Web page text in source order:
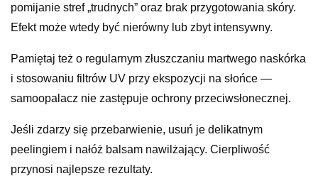
pomijanie stref „trudnych” oraz brak przygotowania skóry.
Efekt może wtedy być nierówny lub zbyt intensywny.
Pamiętaj też o regularnym złuszczaniu martwego naskórka
i stosowaniu filtrów UV przy ekspozycji na słońce —
samoopalacz nie zastępuje ochrony przeciwsłonecznej.
Jeśli zdarzy się przebarwienie, usuń je delikatnym
peelingiem i nałóż balsam nawilżający. Cierpliwość
przynosi najlepsze rezultaty.